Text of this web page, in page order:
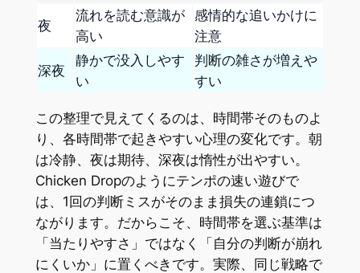
夜
流れを読む意識が
高い
感情的な追いかけに
注意
深夜
静かで没入しやす
い
判断の雑さが増えや
すい
この整理で見えてくるのは、時間帯そのものよ
り、各時間帯で起きやすい心理の変化です。朝
は冷静、夜は期待、深夜は惰性が出やすい。
Chicken Dropのようにテンポの速い遊びで
は、1回の判断ミスがそのまま損失の連鎖につ
ながります。だからこそ、時間帯を選ぶ基準は
「当たりやすさ」ではなく「自分の判断が崩れ
にくいか」に置くべきです。実際、同じ戦略で